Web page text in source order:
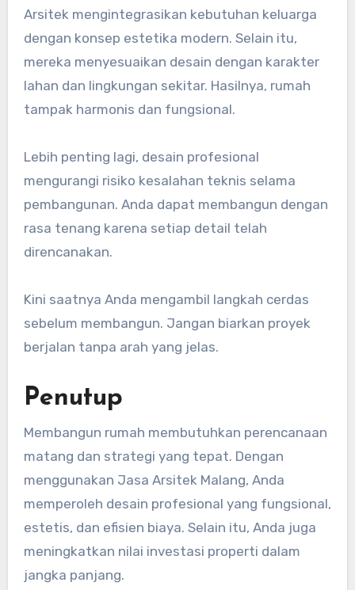
Arsitek mengintegrasikan kebutuhan keluarga
dengan konsep estetika modern. Selain itu,
mereka menyesuaikan desain dengan karakter
lahan dan lingkungan sekitar. Hasilnya, rumah
tampak harmonis dan fungsional.
Lebih penting lagi, desain profesional
mengurangi risiko kesalahan teknis selama
pembangunan. Anda dapat membangun dengan
rasa tenang karena setiap detail telah
direncanakan.
Kini saatnya Anda mengambil langkah cerdas
sebelum membangun. Jangan biarkan proyek
berjalan tanpa arah yang jelas.
Penutup
Membangun rumah membutuhkan perencanaan
matang dan strategi yang tepat. Dengan
menggunakan Jasa Arsitek Malang, Anda
memperoleh desain profesional yang fungsional,
estetis, dan efisien biaya. Selain itu, Anda juga
meningkatkan nilai investasi properti dalam
jangka panjang.